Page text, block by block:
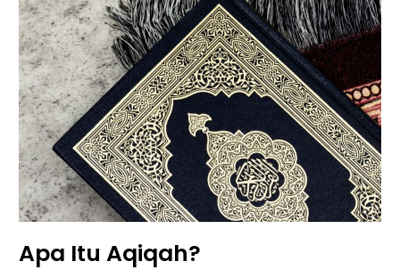
Apa Itu Aqiqah?